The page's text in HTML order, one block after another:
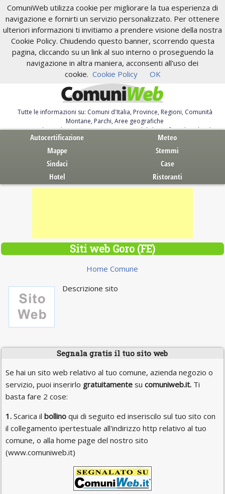
ComuniWeb utilizza cookie per migliorare la tua esperienza di
navigazione e fornirti un servizio personalizzato. Per ottenere
ulteriori informazioni ti invitiamo a prendere visione della nostra
Cookie Policy. Chiudendo questo banner, scorrendo questa
pagina, cliccando su un link al suo interno o proseguendo la
navigazione in altra maniera, acconsenti all'uso dei
cookie. Cookie Policy OK
Tutte le informazioni su: Comuni d'Italia, Province, Regioni, Comunità
Montane, Parchi, Aree geografiche
Servizi al Cittadino. Autocertificazione, moduli, leggi, free download
Autocertificazione
Meteo
Mappe
Stemmi
Sindaci
Case
Hotel
Ristoranti
Siti web Goro (FE)
Home Comune
Descrizione sito
Segnala gratis il tuo sito web
Se hai un sito web relativo al tuo comune, azienda negozio o
servizio, puoi inserirlo gratuitamentesu comuniweb.it.Ti
basta fare 2 cose:
1.Scarica il bollinoqui di seguito ed inseriscilo sul tuo sito con
il collegamento ipertestuale all'indirizzo http relativo al tuo
comune, o alla home page del nostro sito
(www.comuniweb.it)